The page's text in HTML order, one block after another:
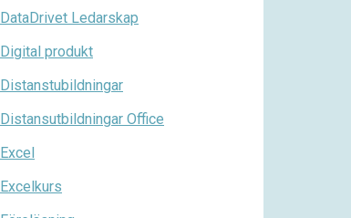
DataDrivet Ledarskap
Digital produkt
Distanstubildningar
Distansutbildningar Office
Excel
Excelkurs